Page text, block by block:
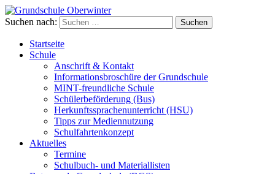
Grundschule Oberwinter
Suchen nach:
Startseite
Schule
Anschrift & Kontakt
Informationsbroschüre der Grundschule
MINT-freundliche Schule
Schülerbeförderung (Bus)
Herkunftssprachenunterricht (HSU)
Tipps zur Mediennutzung
Schulfahrtenkonzept
Aktuelles
Termine
Schulbuch- und Materiallisten